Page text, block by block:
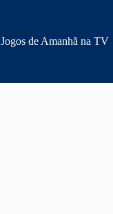
Jogos de Amanhã na TV